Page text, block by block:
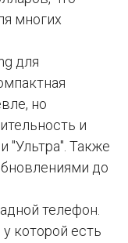
многих
для
но
и
"Ультра". Также
до
телефон.
которой есть